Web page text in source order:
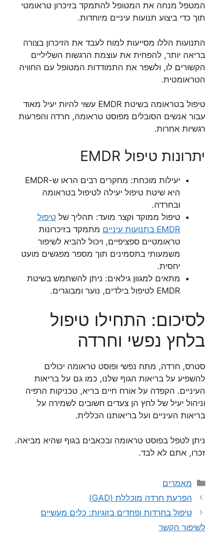
המטפל מנחה את המטופל להתמקד בזיכרון טראומטי
תוך כדי ביצוע תנועות עיניים מיוחדות.
התנועות הללו מסייעות למוח לעבד את הזיכרון בצורה
בריאה יותר, להפחית את עוצמת הרגשות השליליים
הקשורים לו, ולשפר את התמודדות המטופל עם החוויה
הטראומטית.
טיפול בטראומה בשיטת EMDR עשוי להיות יעיל מאוד
עבור אנשים הסובלים מפוסט טראומה, חרדה והפרעות
רגשיות אחרות.
יתרונות טיפול EMDR
יעילות מוכחת: מחקרים רבים הראו ש-EMDR
היא שיטת טיפול יעילה לטיפול בטראומה
ובחרדה.
טיפול ממוקד וקצר מועד: תהליך של טיפול
EMDR בתנועות עיניים
מתמקד בזיכרונות
טראומטיים ספציפיים, ויכול להביא לשיפור
משמעותי בתסמינים תוך מספר מפגשים מועט
יחסית.
מתאים למגוון גילאים: ניתן להשתמש בשיטת
EMDR לטיפול בילדים, נוער ומבוגרים.
לסיכום: התחילו טיפול
בלחץ נפשי וחרדה
סטרס, חרדה, מתח נפשי ופוסט טראומה יכולים
להשפיע על בריאות הגוף שלנו, כמו גם על בריאות
העיניים. הקפדה על אורח חיים בריא, טכניקות הרפיה
וניהול יעיל של לחץ הן צעדים חשובים לשמירה על
בריאות העיניים ועל בריאותנו הכללית.
ניתן לטפל בפוסט טראומה ובכאבים בגוף שהיא מביאה.
זכרו, אתם לא לבד.
קטגוריות
מאמרים
הפרעת חרדה מוכללת (GAD)
טיפול בחרדות ופחדים בזוגיות: כלים מעשיים
לשיפור הקשר